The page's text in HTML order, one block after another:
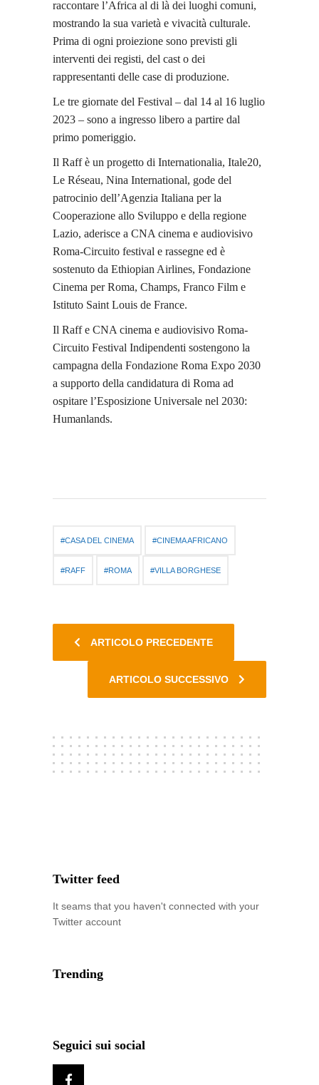
raccontare l’Africa al di là dei luoghi comuni,
mostrando la sua varietà e vivacità culturale.
Prima di ogni proiezione sono previsti gli
interventi dei registi, del cast o dei
rappresentanti delle case di produzione.
Le tre giornate del Festival – dal 14 al 16 luglio
2023 – sono a ingresso libero a partire dal
primo pomeriggio.
Il Raff è un progetto di Internationalia, Itale20,
Le Réseau, Nina International, gode del
patrocinio dell’Agenzia Italiana per la
Cooperazione allo Sviluppo e della regione
Lazio, aderisce a CNA cinema e audiovisivo
Roma-Circuito festival e rassegne ed è
sostenuto da Ethiopian Airlines, Fondazione
Cinema per Roma, Champs, Franco Film e
Istituto Saint Louis de France.
Il Raff e CNA cinema e audiovisivo Roma-
Circuito Festival Indipendenti sostengono la
campagna della Fondazione Roma Expo 2030
a supporto della candidatura di Roma ad
ospitare l’Esposizione Universale nel 2030:
Humanlands.
CASA DEL CINEMA CINEMA AFRICANO
RAFF ROMA VILLA BORGHESE
ARTICOLO PRECEDENTE
ARTICOLO SUCCESSIVO
Twitter feed
It seams that you haven't connected with your
Twitter account
Trending
Seguici sui social